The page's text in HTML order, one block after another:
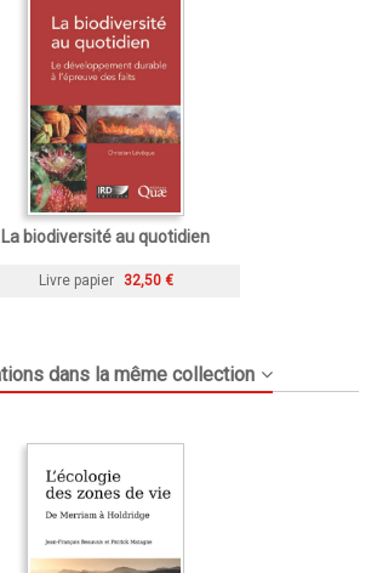
La biodiversité au quotidien
Livre papier 32,50 €
dans la même collection